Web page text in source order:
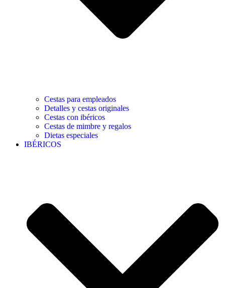
Cestas para empleados
Detalles y cestas originales
Cestas con ibéricos
Cestas de mimbre y regalos
Dietas especiales
IBÉRICOS